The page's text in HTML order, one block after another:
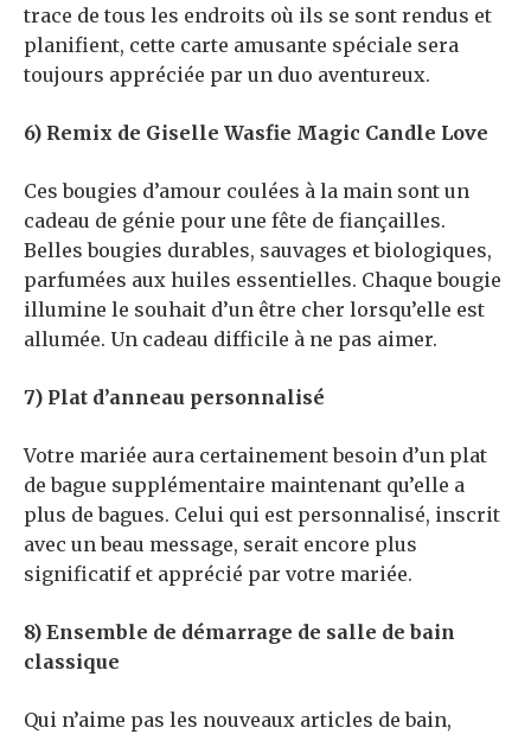
trace de tous les endroits où ils se sont rendus et
planifient, cette carte amusante spéciale sera
toujours appréciée par un duo aventureux.
6) Remix de Giselle Wasfie Magic Candle Love
Ces bougies d’amour coulées à la main sont un
cadeau de génie pour une fête de fiançailles.
Belles bougies durables, sauvages et biologiques,
parfumées aux huiles essentielles. Chaque bougie
illumine le souhait d’un être cher lorsqu’elle est
allumée. Un cadeau difficile à ne pas aimer.
7) Plat d’anneau personnalisé
Votre mariée aura certainement besoin d’un plat
de bague supplémentaire maintenant qu’elle a
plus de bagues. Celui qui est personnalisé, inscrit
avec un beau message, serait encore plus
significatif et apprécié par votre mariée.
8) Ensemble de démarrage de salle de bain
classique
Qui n’aime pas les nouveaux articles de bain,